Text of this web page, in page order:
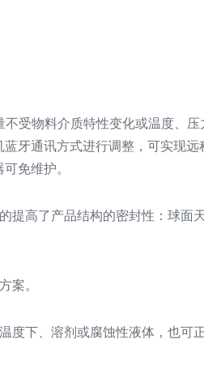
不受物料介质特性变化或温度、
牙通讯方式进行调整，可实现远
免维护。
提高了产品结构的密封性：球面
案。
度下、溶剂或腐蚀性液体，也可